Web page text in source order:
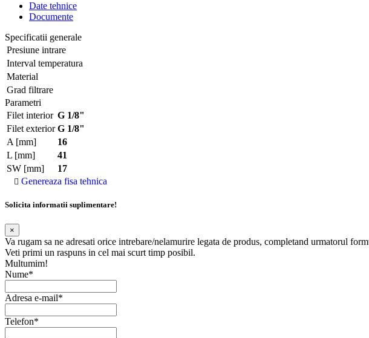
Date tehnice
Documente
Specificatii generale
Presiune intrare
Interval temperatura
Material
Grad filtrare
Parametri
Filet interior G 1/8"
Filet exterior G 1/8"
A [mm]
16
L [mm]
41
SW [mm]
17
Genereaza fisa tehnica
Solicita informatii suplimentare!
×
Va rugam sa ne adresati orice intrebare/nelamurire legata de produs, completand urmatorul
Veti primi un raspuns in cel mai scurt timp posibil.
Multumim!
Nume*
Adresa e-mail*
Telefon*